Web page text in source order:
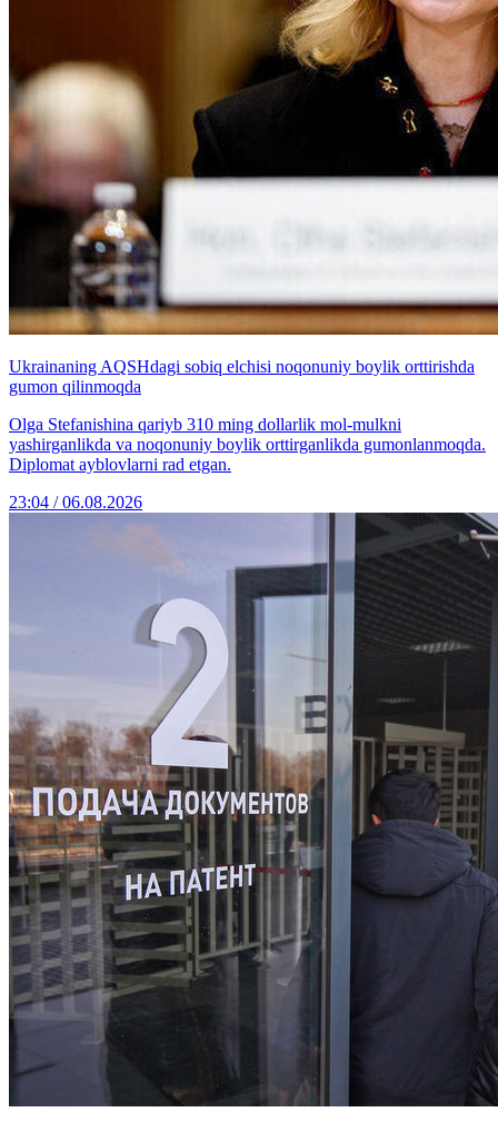
Ukrainaning AQSHdagi sobiq elchisi noqonuniy boylik orttirishda
gumon qilinmoqda
Olga Stefanishina qariyb 310 ming dollarlik mol-mulkni
yashirganlikda va noqonuniy boylik orttirganlikda gumonlanmoqda.
Diplomat ayblovlarni rad etgan.
23:04 / 06.08.2026